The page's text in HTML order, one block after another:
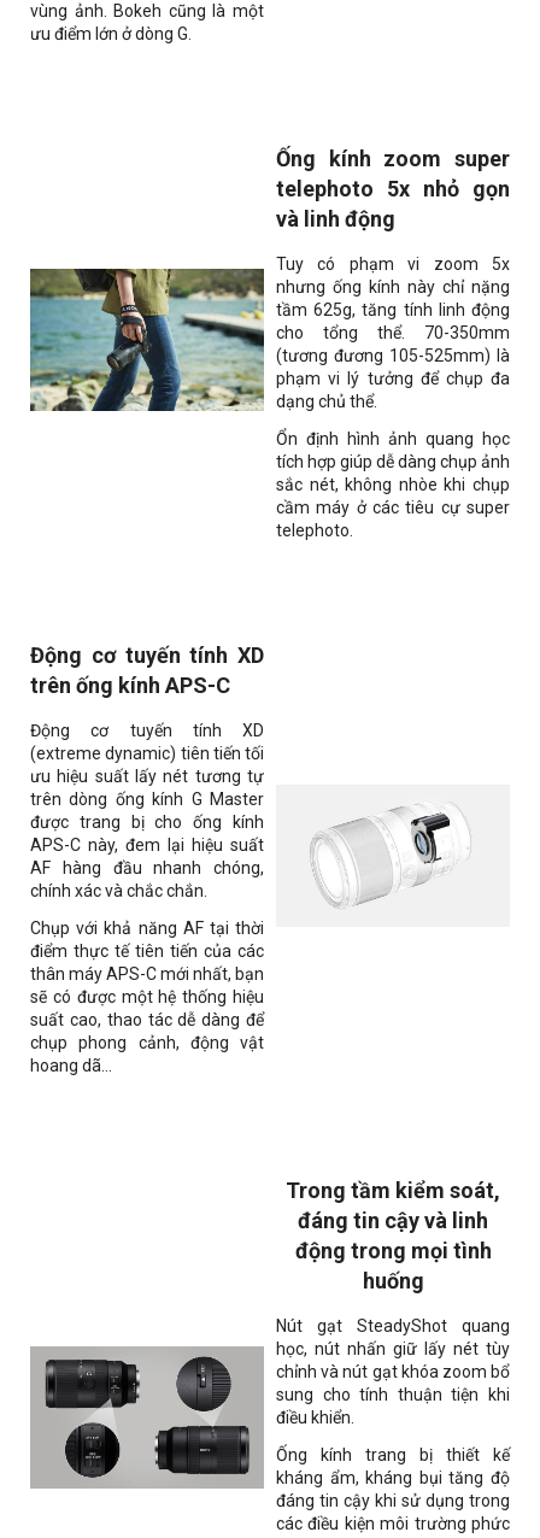
vùng ảnh. Bokeh cũng là một
ưu điểm lớn ở dòng G.
Ống kính zoom super
telephoto 5x nhỏ gọn
và linh động
Tuy có phạm vi zoom 5x
nhưng ống kính này chỉ nặng
tầm625g, tăng tính linh động
cho tổng thể. 70-350mm
(tương đương 105-525mm) là
phạm vi lý tưởng để chụp đa
dạng chủ thể.
Ổn định hình ảnh quang học
tích hợp giúp dễ dàng chụp ảnh
sắc nét, không nhòe khi chụp
cầm máy ở các tiêu cự super
telephoto.
Động cơ tuyến tính XD
trên ống kính APS-C
Động cơ tuyến tính XD
(extreme dynamic) tiên tiến tối
ưu hiệu suất lấy nét tương tự
trên dòng ống kính G Master
được trang bị cho ống kính
APS-C này, đem lại hiệu suất
AF hàng đầu nhanh chóng,
chính xác và chắc chắn.
Chụp với khả năng AF tại thời
điểm thực tế tiên tiến của các
thân máy APS-C mới nhất, bạn
sẽ có được một hệ thống hiệu
suất cao, thao tác dễ dàng để
chụp phong cảnh, động vật
hoang dã...
Trong tầm kiểm soát,
đáng tin cậy và linh
động trong mọi tình
huống
Nút gạt SteadyShot quang
học, nút nhấn giữ lấy nét tùy
chỉnh và nút gạt khóa zoom bổ
sung cho tính thuận tiện khi
điều khiển.
Ống kính trang bị thiết kế
kháng ẩm, kháng bụi tăng độ
đáng tin cậy khi sử dụng trong
các điều kiện môi trường phức